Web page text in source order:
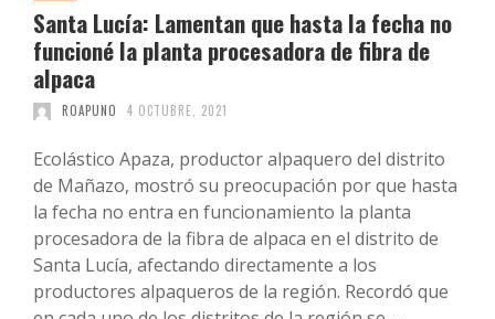
Santa Lucía: Lamentan que hasta la fecha no
funcioné la planta procesadora de fibra de
alpaca
ROAPUNO 4 OCTUBRE, 2021
Ecolástico Apaza, productor alpaquero del distrito
de Mañazo, mostró su preocupación por que hasta
la fecha no entra en funcionamiento la planta
procesadora de la fibra de alpaca en el distrito de
Santa Lucía, afectando directamente a los
productores alpaqueros de la región. Recordó que